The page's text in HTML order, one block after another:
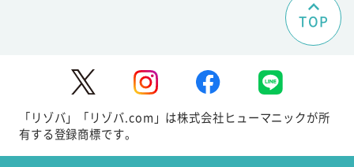
TOP
「リゾバ」「リゾバ.com」は株式会社ヒューマニックが所
有する登録商標です。